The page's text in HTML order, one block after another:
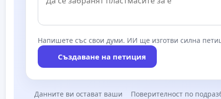
Напишете със свои думи. ИИ ще изготви силна
Създаване на петиция
Данните ви остават ваши Поверителност по